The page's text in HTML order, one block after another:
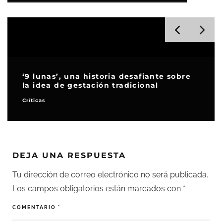
‘9 lunas’, una historia desafiante sobre
la idea de gestación tradicional
Críticas
DEJA UNA RESPUESTA
Tu dirección de correo electrónico no será publicada.
Los campos obligatorios están marcados con *
COMENTARIO *